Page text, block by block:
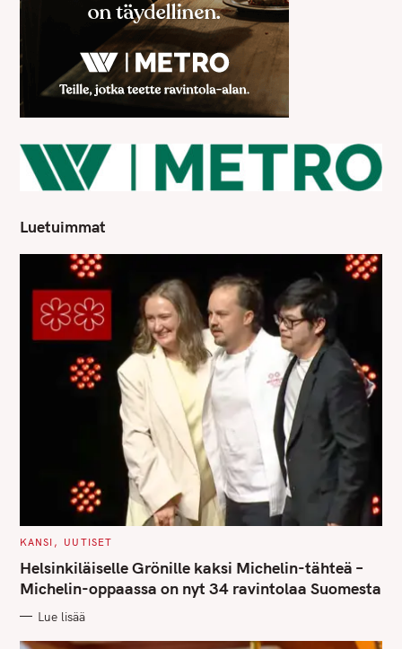
Luetuimmat
C
T
E
G
O
I
S
KANSI UUTISET
Helsinkiläiselle Grönille kaksi Michelin-tähteä –
Michelin-oppaassa on nyt 34 ravintolaa Suomesta
Lue lisää